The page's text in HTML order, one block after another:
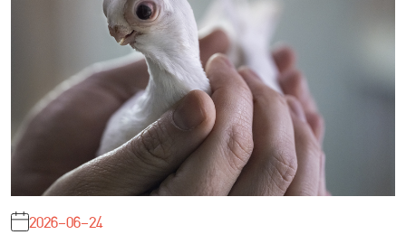
2026-06-24